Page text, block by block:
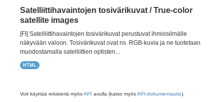
Satelliittihavaintojen tosivärikuvat / True-color
satellite images
[FI] Satelliittihavaintojen tosivärikuvat perustuvat ihmissilmälle
näkyvään valoon. Tosivärikuvat ovat ns. RGB-kuvia ja ne tuotetaan
muodostamalla satelliittien optisten...
HTML
Voit käyttää rekisteriä myösAPI avulla (katso myösAPI-dokumentaatio).